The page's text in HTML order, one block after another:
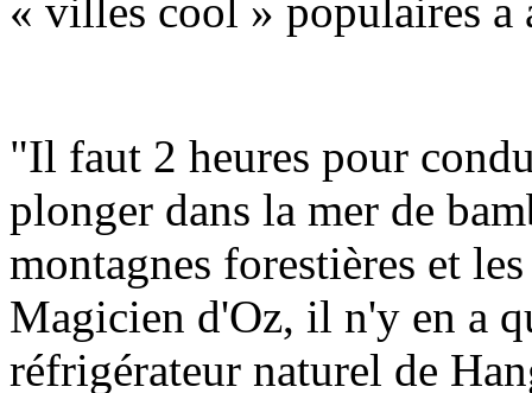
« villes cool » populaires a
"Il faut 2 heures pour
plonger dans la mer de
montagnes forestières et
Magicien d'Oz, il n'y en a
réfrigérateur naturel de